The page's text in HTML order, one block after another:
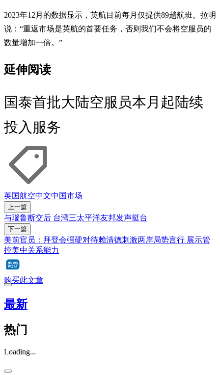
2023年12月的数据显示，英航目前每月仅提供89趟航班。拉明
说：“重返市场是英航的首要任务，否则我们不会将空服员的
数量增加一倍。”
延伸阅读
国泰首批大陆空服员本月起陆续
投入服务
英国航空中文中国市场
上一篇
与瑙鲁断交后 台湾三太平洋友邦发声挺台
下一篇
美前官员：拜登会强硬对待赖清德刺激两岸局势言行 展示管
控美中关系能力
购买此文章
最新
热门
Loading...